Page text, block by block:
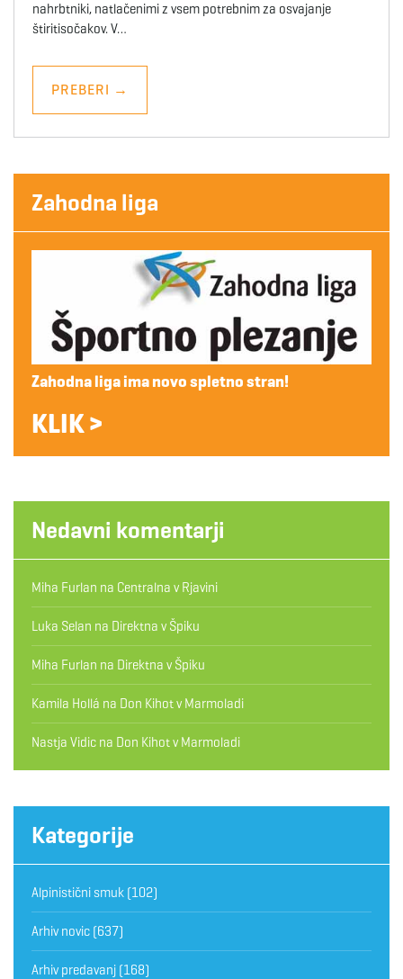
nahrbtniki, natlačenimi z vsem potrebnim za osvajanje
štiritisočakov. V…
PREBERI →
Zahodna liga
Zahodna liga ima novo spletno stran!
KLIK >
Nedavni komentarji
Miha Furlan na Centralna v Rjavini
Luka Selan na Direktna v Špiku
Miha Furlan na Direktna v Špiku
Kamila Hollá na Don Kihot v Marmoladi
Nastja Vidic na Don Kihot v Marmoladi
Kategorije
Alpinistični smuk (102)
Arhiv novic (637)
Arhiv predavanj (168)